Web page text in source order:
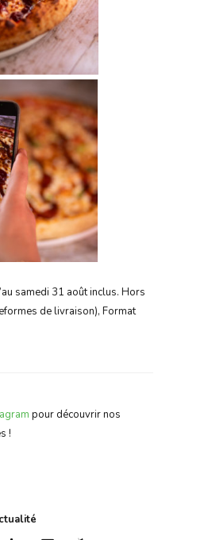
samedi 31 août inclus. Hors
de livraison), Format
pour découvrir nos
!